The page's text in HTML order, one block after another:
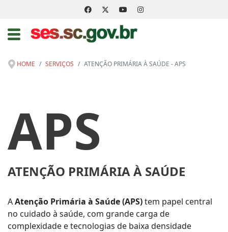
HOME SERVIÇOS ATENÇÃO PRIMÁRIA À SAÚDE - APS
APS
ATENÇÃO PRIMÁRIA À SAÚDE
AAtenção Primária à Saúde (APS)tem papel central
no cuidado à saúde, com grande carga de
complexidade e tecnologias de baixa densidade